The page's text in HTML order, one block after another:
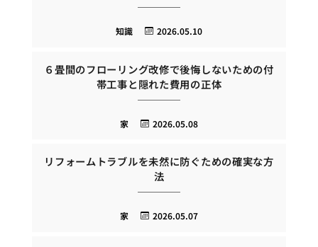
2026.05.10
知識
６畳間のフローリング改修で後悔しないための付
帯工事と隠れた費用の正体
2026.05.08
家
リフォームトラブルを未然に防ぐための確実な方
法
2026.05.07
家